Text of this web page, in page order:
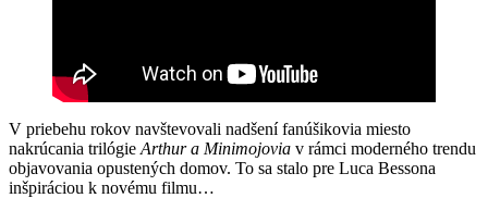
V priebehu rokov navštevovali nadšení fanúšikovia miesto
nakrúcania trilógie Arthur a Minimojovia v rámci moderného trendu
objavovania opustených domov. To sa stalo pre Luca Bessona
inšpiráciou k novému filmu…